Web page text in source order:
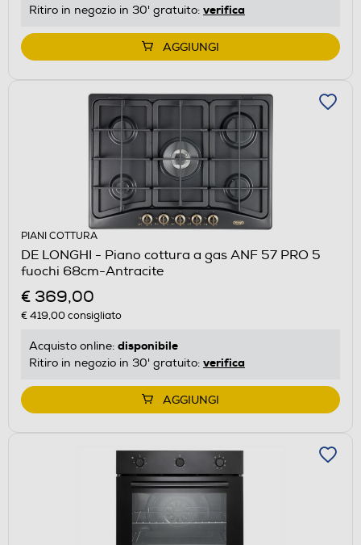
Ritiro in negozio in 30' gratuito: verifica
AGGIUNGI
PIANI COTTURA
DE LONGHI - Piano cottura a gas ANF 57 PRO 5
fuochi 68cm-Antracite
€ 369,00
€ 419,00consigliato
Acquisto online: disponibile
Ritiro in negozio in 30' gratuito: verifica
AGGIUNGI